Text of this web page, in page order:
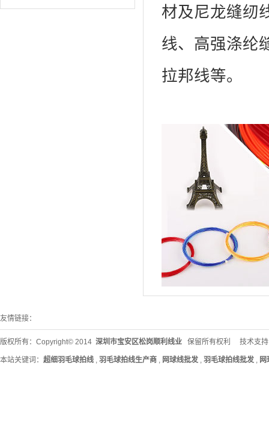
材及尼龙缝纫
线、高强涤纶
拉邦线等。
友情链接：
版权所有：Copyright© 2014 深圳市宝安区松岗顺利线业 保留所有权利 技术支
本站关键词： 超细羽毛球拍线 , 羽毛球拍线生产商 , 网球线批发 , 羽毛球拍线批发 , 网